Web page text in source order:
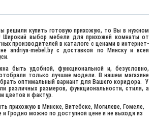
решили купить готовую прихожую, то Вы в нужном
Широкий выбор мебели для прихожей комнаты от
производителей в каталоге с ценами в интернет-
andriya-mebel.by с доставкой по Минску и всей
быть удобной, функциональной и, безусловно,
только лучшие модели. В нашем магазине
оптимальный вариант для Вашего коридора. У
различных размеров, функциональности, стиля, а
цветов и фактур.
прихожую в Минске, Витебске, Могилеве, Гомеле,
и Гродно можно по доступной цене и не выходя из